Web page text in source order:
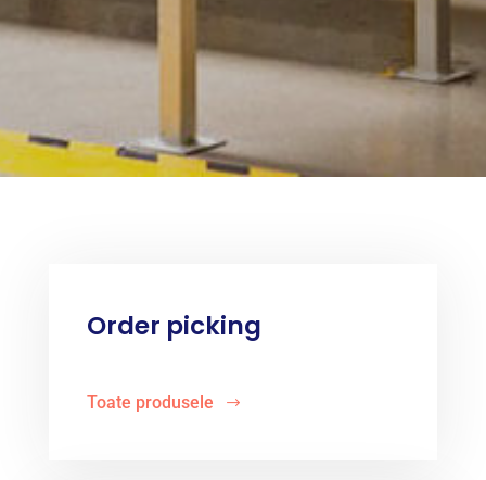
Order picking
Toate produsele